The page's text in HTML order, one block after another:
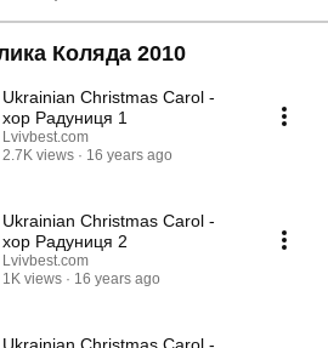
Коляда 2010
Ukrainian Christmas Carol -
хор Радуниця 1
Lvivbest.com
2.7K views
16 years ago
Ukrainian Christmas Carol -
хор Радуниця 2
Lvivbest.com
1K views
16 years ago